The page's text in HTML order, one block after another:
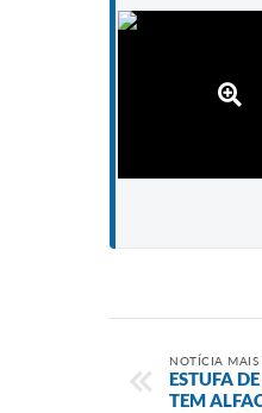
NOTÍCIA MAIS
ESTUFA
TEM